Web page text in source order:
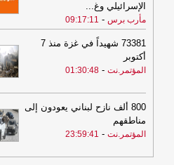
18:23
انطلاقة رسمية لموسم الحج في
اليمن.. الوادعي يشيد بروح الفريق الواحد
ويؤكد الالتزام بالشفافية
18:18
التربية والتعليم تطمئن الطلاب
وأولياء أمورهم بشأن قرار ايقاف تعميد
18:18
التربية والتعليم تطمئن الطلاب
وأولياء أمورهم بشأن قرار ايقاف تعميد
الشهائد - مأرب برس
الإسرائيلي وغ...
مأرب برس -
09:17:11
73381 شهيداً في غزة منذ 7
أكتوبر
المؤتمر.نت -
01:30:48
800 ألف نازح لبناني يعودون إلى
مناطقهم
المؤتمر.نت -
23:59:41